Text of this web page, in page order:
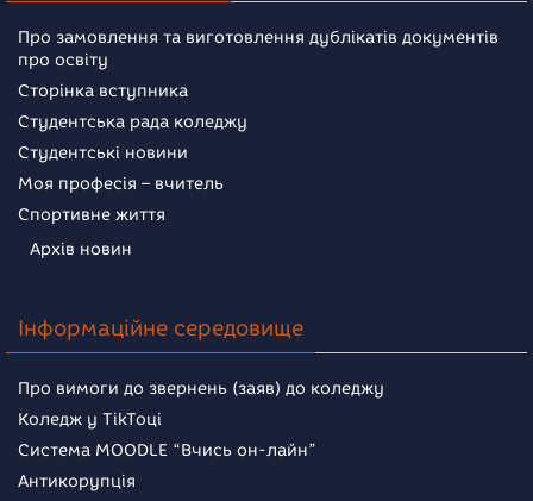
Про замовлення та виготовлення дублікатів документів
про освіту
Сторінка вступника
Студентська рада коледжу
Студентські новини
Моя професія – вчитель
Спортивне життя
Архів новин
Інформаційне середовище
Про вимоги до звернень (заяв) до коледжу
Коледж у TikToці
Система MOODLE “Вчись он-лайн”
Антикорупція